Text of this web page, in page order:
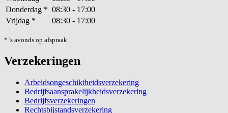
Donderdag * 08:30 - 17:00
Vrijdag * 08:30 - 17:00
* 's avonds op afspraak
Verzekeringen
Arbeidsongeschiktheidsverzekering
Bedrijfsaansprakelijkheidsverzekering
Bedrijfsverzekeringen
Rechtsbijstandsverzekering